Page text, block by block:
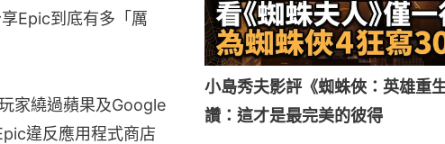
Epic到底有多「厲
家繞過蘋果及Google
違反應用程式商店
小島秀夫影評《蜘蛛俠：英雄重
讚：這才是最完美的彼得